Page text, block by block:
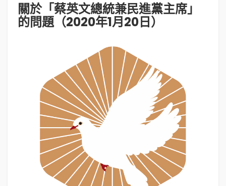
關於「蔡英文總統兼民進黨主席」
的問題（2020年1月20日）